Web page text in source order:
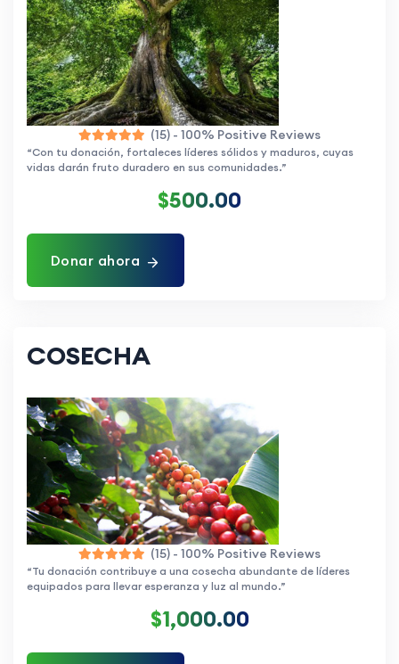
(15) - 100% Positive Reviews
“Con tu donación, fortaleces líderes sólidos y maduros, cuyas
vidas darán fruto duradero en sus comunidades.”
$500.00
Donar ahora
COSECHA
(15) - 100% Positive Reviews
“Tu donación contribuye a una cosecha abundante de líderes
equipados para llevar esperanza y luz al mundo.”
$1,000.00